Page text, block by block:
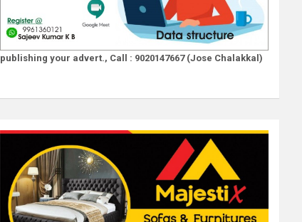
publishing your advert., Call : 9020147667 (Jose Chalakkal)